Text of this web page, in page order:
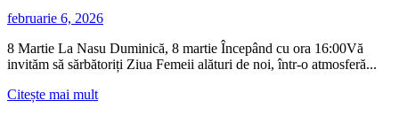
februarie 6, 2026
8 Martie La Nasu Duminică, 8 martie Începând cu ora 16:00Vă
invităm să sărbătoriți Ziua Femeii alături de noi, într-o atmosferă...
Citește mai multCitește